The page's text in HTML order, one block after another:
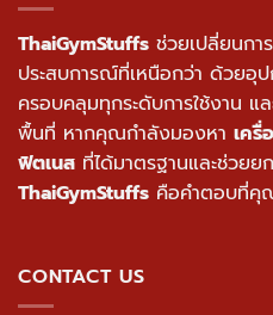
ThaiGymStuffs ช่วยเปลี่ยนกา
ประสบการณ์ที่เหนือกว่า ด้วยอุ
ครอบคลุมทุกระดับการใช้งาน แ
พื้นที่ หากคุณกำลังมองหา เครื่
ฟิตเนส ที่ได้มาตรฐานและช่วยย
ThaiGymStuffs คือคำตอบที่คุ
CONTACT US